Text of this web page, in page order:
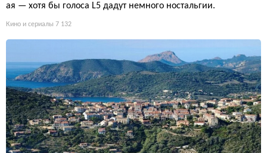
ая — хотя бы голоса L5 дадут немного ностальгии.
Кино и сериалы 7 132